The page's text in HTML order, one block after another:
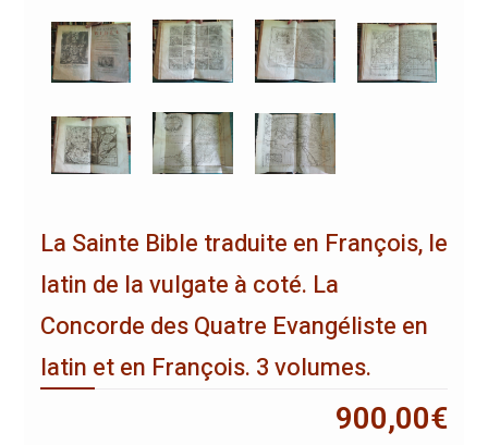
La Sainte Bible traduite en François, le
latin de la vulgate à coté. La
Concorde des Quatre Evangéliste en
latin et en François. 3 volumes.
900,00€